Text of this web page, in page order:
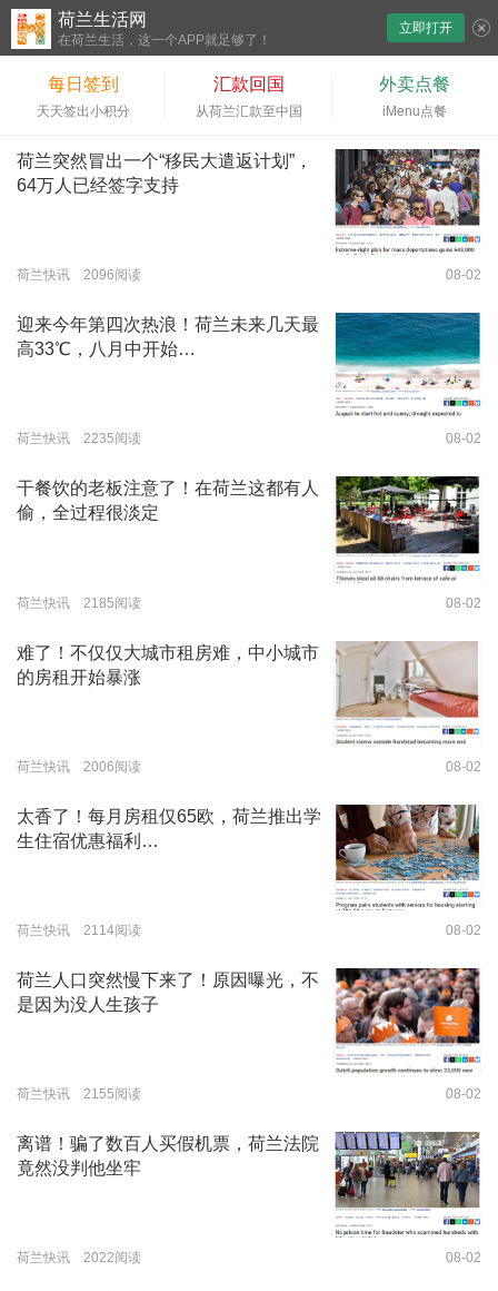
荷兰生活网
在荷兰生活，这一个APP就足够了！
立即打开
每日签到
天天签出小积分
汇款回国
从荷兰汇款至中国
外卖点餐
iMenu点餐
荷兰突然冒出一个“移民大遣返计划”，
64万人已经签字支持
荷兰快讯 2096阅读 08-02
迎来今年第四次热浪！荷兰未来几天最
高33℃，八月中开始…
荷兰快讯 2235阅读 08-02
干餐饮的老板注意了！在荷兰这都有人
偷，全过程很淡定
荷兰快讯 2185阅读 08-02
难了！不仅仅大城市租房难，中小城市
的房租开始暴涨
荷兰快讯 2006阅读 08-02
太香了！每月房租仅65欧，荷兰推出学
生住宿优惠福利…
荷兰快讯 2114阅读 08-02
荷兰人口突然慢下来了！原因曝光，不
是因为没人生孩子
荷兰快讯 2155阅读 08-02
离谱！骗了数百人买假机票，荷兰法院
竟然没判他坐牢
荷兰快讯 2022阅读 08-02